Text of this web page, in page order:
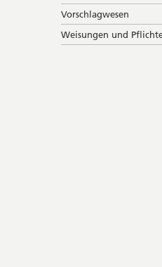
Vorschlagwesen
Weisungen und